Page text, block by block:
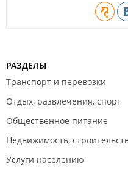
РАЗДЕЛЫ
Транспорт и перевозки
Отдых, развлечения, спорт
Общественное питание
Недвижимость,
Услуги населению